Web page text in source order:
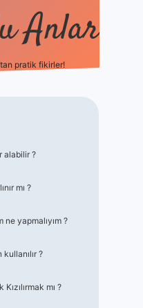
Anlar
pratik fikirler!
alabilir ?
mı ?
yapmalıyım ?
?
mı ?